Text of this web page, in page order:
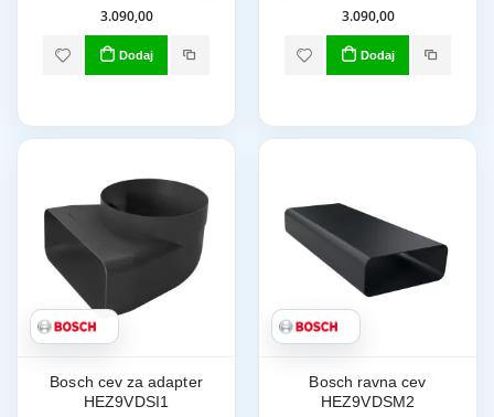
3.090,00
Dodaj
3.090,00
Dodaj
Bosch cev za adapter
HEZ9VDSI1
Bosch ravna cev
HEZ9VDSM2